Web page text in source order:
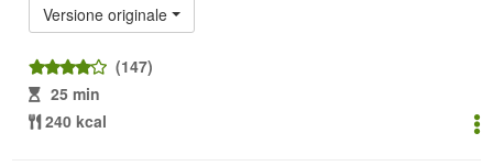
Versione originale
(147)
25 min
240 kcal